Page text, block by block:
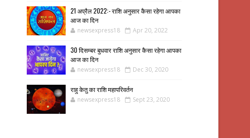
21 अप्रैल 2022:- राशि अनुसार कैसा रहेगा आपका
आज का दिन
newsexpress18 Apr 20, 2022
30 दिसम्बर बुधवार राशि अनुसार कैसा रहेगा आपका
आज का दिन
newsexpress18 Dec 30, 2020
राहु केतु का राशि महापरिवर्तन
newsexpress18 Sept 23, 2020